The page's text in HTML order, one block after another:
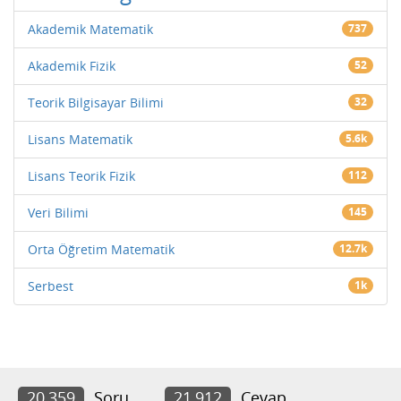
Akademik Matematik 737
Akademik Fizik 52
Teorik Bilgisayar Bilimi 32
Lisans Matematik 5.6k
Lisans Teorik Fizik 112
Veri Bilimi 145
Orta Öğretim Matematik 12.7k
Serbest 1k